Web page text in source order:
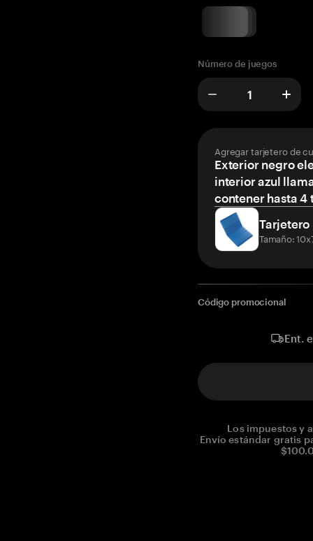
Número de juegos
Agregar tarjetero de
Exterior negro
interior azul
contener hasta 4
Tarjetero
Tamaño:
Código promocional
Ent.
Los impuestos y
Envío estándar gratis